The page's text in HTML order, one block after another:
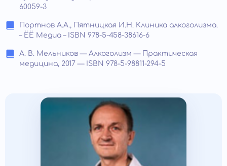
60059-3
Портнов А.А., Пятницкая И.Н. Клиника алкоголизма.
– ЁЁ Медиа – ISBN 978-5-458-38616-6
А. В. Мельников — Алкоголизм — Практическая
медицина, 2017 — ISBN 978-5-98811-294-5